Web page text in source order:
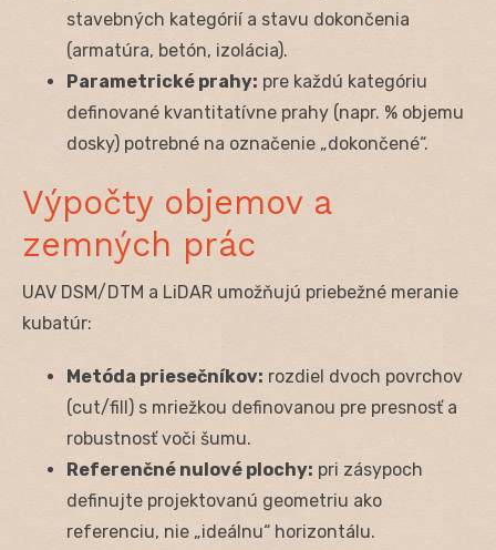
stavebných kategórií a stavu dokončenia
(armatúra, betón, izolácia).
Parametrické prahy: pre každú kategóriu
definované kvantitatívne prahy (napr. % objemu
dosky) potrebné na označenie „dokončené“.
Výpočty objemov a
zemných prác
UAV DSM/DTM a LiDAR umožňujú priebežné meranie
kubatúr:
Metóda priesečníkov: rozdiel dvoch povrchov
(cut/fill) s mriežkou definovanou pre presnosť a
robustnosť voči šumu.
Referenčné nulové plochy: pri zásypoch
definujte projektovanú geometriu ako
referenciu, nie „ideálnu“ horizontálu.